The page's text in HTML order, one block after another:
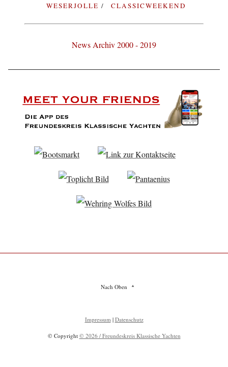
WESERJOLLE
CLASSICWEEKEND
News Archiv 2000 - 2019
Nach Oben
Impressum | Datenschutz
© Copyright © 2026 / Freundeskreis Klassische Yachten